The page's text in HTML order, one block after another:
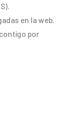
en la web.
por